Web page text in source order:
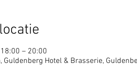
– 20:00
Guldenberg Hotel & Brasserie,